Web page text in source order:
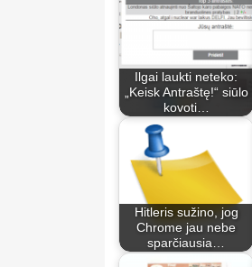
Ilgai laukti neteko:
„Keisk Antraštę!“ siūlo
kovoti…
Hitleris sužino, jog
Chrome jau nebe
sparčiausia…